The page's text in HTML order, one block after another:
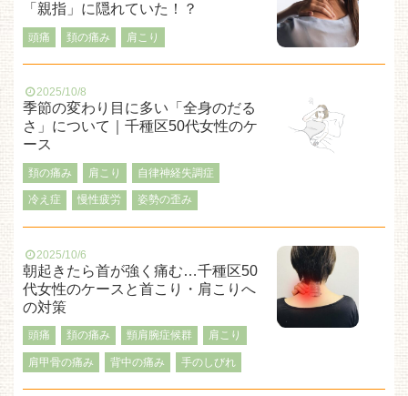
「親指」に隠れていた！？
頭痛 頚の痛み 肩こり
2025/10/8
季節の変わり目に多い「全身のだる
さ」について｜千種区50代女性のケ
ース
頚の痛み 肩こり 自律神経失調症
冷え症 慢性疲労 姿勢の歪み
2025/10/6
朝起きたら首が強く痛む…千種区50
代女性のケースと首こり・肩こりへ
の対策
頭痛 頚の痛み 頸肩腕症候群 肩こり
肩甲骨の痛み 背中の痛み 手のしびれ